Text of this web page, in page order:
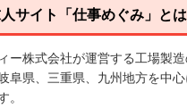
サイト「仕事めぐみ」とは
ー株式会社が運営する工場製
阜県、三重県、九州地方を中
。